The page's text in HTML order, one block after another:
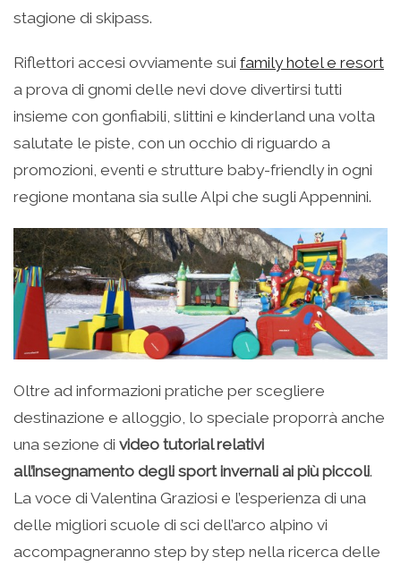
stagione di skipass.
Riflettori accesi ovviamente sui family hotel e resort
a prova di gnomi delle nevi dove divertirsi tutti
insieme con gonfiabili, slittini e kinderland una volta
salutate le piste, con un occhio di riguardo a
promozioni, eventi e strutture baby-friendly in ogni
regione montana sia sulle Alpi che sugli Appennini.
Oltre ad informazioni pratiche per scegliere
destinazione e alloggio, lo speciale proporrà anche
una sezione di video tutorial relativi
all’insegnamento degli sport invernali ai più piccoli.
La voce di Valentina Graziosi e l’esperienza di una
delle migliori scuole di sci dell’arco alpino vi
accompagneranno step by step nella ricerca delle